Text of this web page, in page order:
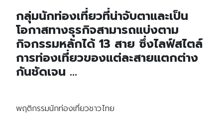
กลุ่มนักท่องเที่ยวที่น่าจับตาและเป็น
โอกาสทางธุรกิจสามารถแบ่งตาม
กิจกรรมหลักได้ 13 สาย ซึ่งไลฟ์สไตล์
การท่องเที่ยวของแต่ละสายแตกต่าง
กันชัดเจน …
พฤติกรรมนักท่องเที่ยวชาวไทย